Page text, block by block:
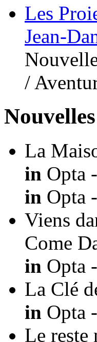
Les
Jean-
/
La
in Opta
in Opta
Viens
Come
in Opta
La Clé
in Opta
Le reste